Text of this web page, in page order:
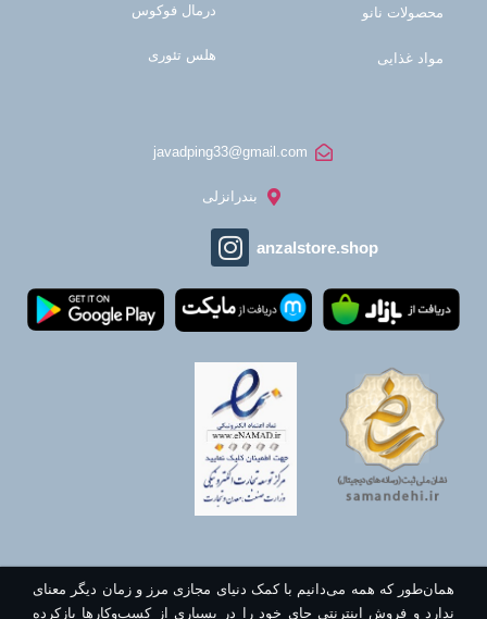
محصولات نانو
مواد غذایی
درمال فوکوس
هلس تئوری
javadping33@gmail.com
بندرانزلی
anzalstore.shop
همان‌طور که همه می‌دانیم با کمک دنیای مجازی مرز و زمان دیگر معنای
ندارد و فروش اینترنتی جای خود را در بسیاری از کسب‌وکارها بازکرده